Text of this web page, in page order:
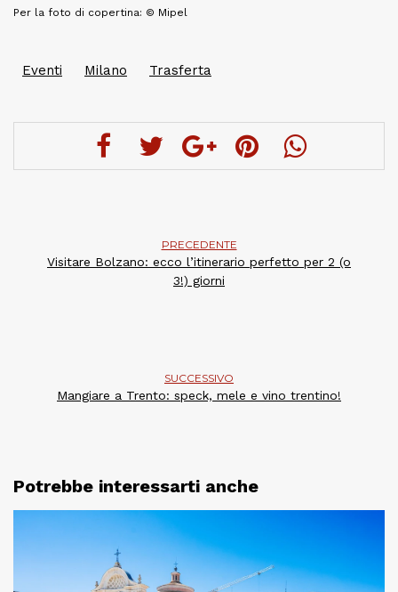
Per la foto di copertina: © Mipel
Eventi Milano Trasferta
PRECEDENTE
Visitare Bolzano: ecco l’itinerario perfetto per 2 (o
3!) giorni
SUCCESSIVO
Mangiare a Trento: speck, mele e vino trentino!
Potrebbe interessarti anche